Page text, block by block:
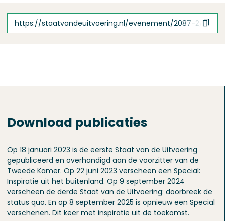
https://staatvandeuitvoering.nl/evenement/2087-2/
Download publicaties
Op 18 januari 2023 is de eerste Staat van de Uitvoering
gepubliceerd en overhandigd aan de voorzitter van de
Tweede Kamer. Op 22 juni 2023 verscheen een Special:
Inspiratie uit het buitenland. Op 9 september 2024
verscheen de derde Staat van de Uitvoering: doorbreek de
status quo. En op 8 september 2025 is opnieuw een Special
verschenen. Dit keer met inspiratie uit de toekomst.